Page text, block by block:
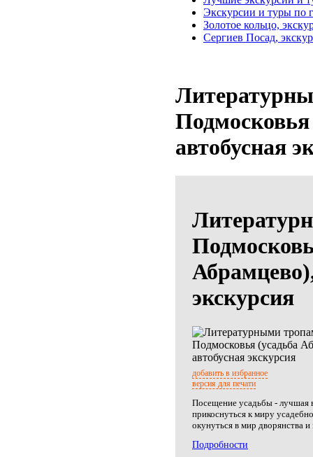
Экскурсии и туры по
Золотое кольцо,
Сергиев Посад,
автобусная
экскурсия
добавить в избранное
версия для печати
Посещение усадьбы - лучшая
прикоснуться к миру
окунуться в мир дворянства и
Подробности